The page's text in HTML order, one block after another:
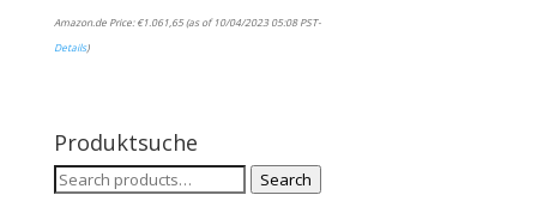
Amazon.de Price:€1.061,65(as of 10/04/2023 05:08 PST-
Details)
Produktsuche
Search
Search